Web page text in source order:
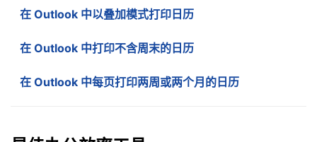
在 Outlook 中以叠加模式打印日历
在 Outlook 中打印不含周末的日历
在 Outlook 中每页打印两周或两个月的日历